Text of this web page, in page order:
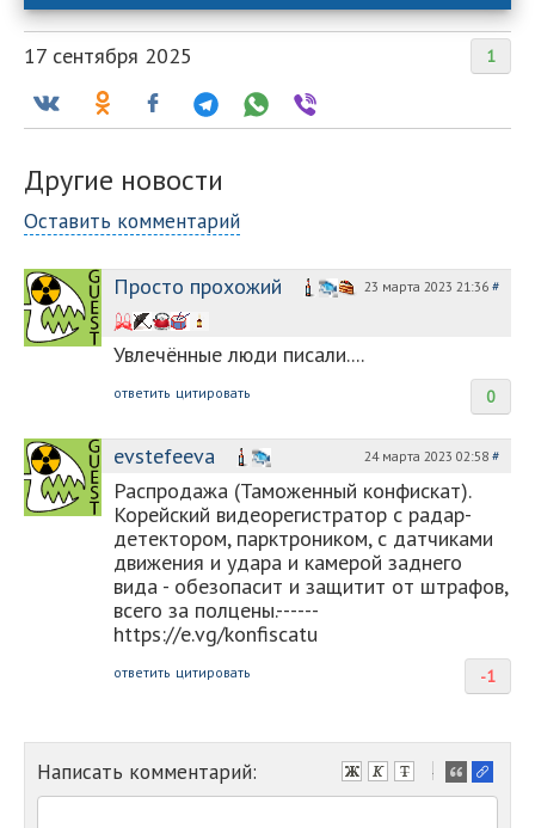
1
17 сентября 2025
Другие новости
Оставить комментарий
Просто прохожий 23 марта 2023 21:36 #
Увлечённые люди писали....
0
ответить цитировать
evstefeeva 24 марта 2023 02:58 #
Распродажа (Таможенный конфискат).
Корейский видеорегистратор с радар-
детектором, парктроником, с датчиками
движения и удара и камерой заднего
вида - обезопасит и защитит от штрафов,
всего за полцены.------
https://e.vg/konfiscatu
-1
ответить цитировать
Написать комментарий:
-
-